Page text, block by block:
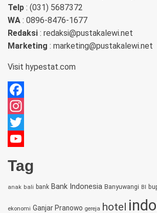
Telp : (031) 5687372
WA : 0896-8476-1677
Redaksi : redaksi@pustakalewi.net
Marketing : marketing@pustakalewi.net
Visit hypestat.com
Facebook
Instagram
Twitter
Channel
Tag
anak bali bank Bank Indonesia Banyuwangi BI
ekonomi Ganjar Pranowo gereja hotel